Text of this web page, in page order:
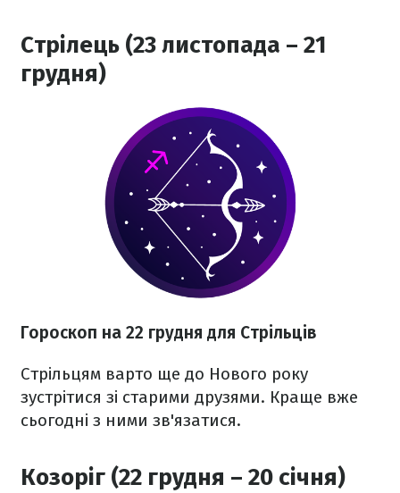
Стрілець (23 листопада – 21
грудня)
Гороскоп на 22 грудня для Стрільців
Стрільцям варто ще до Нового року
зустрітися зі старими друзями. Краще вже
сьогодні з ними зв'язатися.
Козоріг (22 грудня – 20 січня)